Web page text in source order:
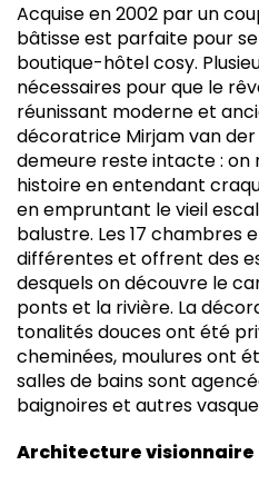
Acquise en 2002 par un
bâtisse est parfaite pour
boutique-hôtel cosy.
nécessaires pour que le
réunissant moderne et
décoratrice Mirjam van der
demeure reste intacte : on
histoire en entendant
en empruntant le vieil
balustre. Les 17 chambres
différentes et offrent des
desquels on découvre le
ponts et la rivière. La
tonalités douces ont été
cheminées, moulures ont
salles de bains sont
baignoires et autres
Architecture visionnaire